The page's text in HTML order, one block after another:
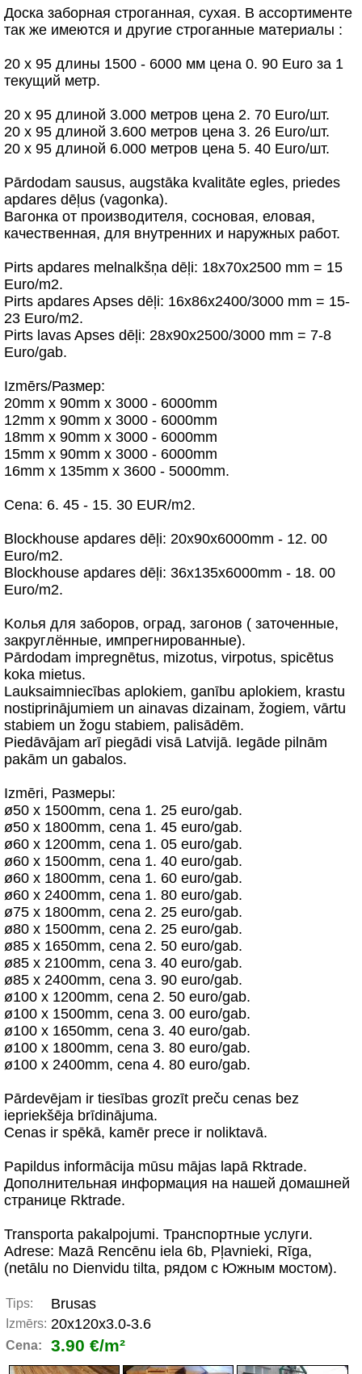
Доска заборная строганная, сухая. В ассортименте
так же имеются и другие строганные материалы :
20 х 95 длины 1500 - 6000 мм цена 0. 90 Euro за 1
текущий метр.
20 х 95 длиной 3.000 метров цена 2. 70 Euro/шт.
20 х 95 длиной 3.600 метров цена 3. 26 Euro/шт.
20 х 95 длиной 6.000 метров цена 5. 40 Euro/шт.
Pārdodam sausus, augstāka kvalitāte egles, priedes
apdares dēļus (vagonka).
Вагонка от производителя, сосновая, еловая,
качественная, для внутренних и наружных работ.
Pirts apdares melnalkšņa dēļi: 18x70x2500 mm = 15
Euro/m2.
Pirts apdares Apses dēļi: 16x86x2400/3000 mm = 15-
23 Euro/m2.
Pirts lavas Apses dēļi: 28x90x2500/3000 mm = 7-8
Euro/gab.
Izmērs/Размер:
20mm x 90mm x 3000 - 6000mm
12mm x 90mm x 3000 - 6000mm
18mm x 90mm x 3000 - 6000mm
15mm x 90mm x 3000 - 6000mm
16mm x 135mm x 3600 - 5000mm.
Cena: 6. 45 - 15. 30 EUR/m2.
Blockhouse apdares dēļi: 20x90x6000mm - 12. 00
Euro/m2.
Blockhouse apdares dēļi: 36x135x6000mm - 18. 00
Euro/m2.
Kолья для заборов, оград, загонов ( заточенные,
закруглённые, импрегнированные).
Pārdodam impregnētus, mizotus, virpotus, spicētus
koka mietus.
Lauksaimniecības aplokiem, ganību aplokiem, krastu
nostiprinājumiem un ainavas dizainam, žogiem, vārtu
stabiem un žogu stabiem, palisādēm.
Piedāvājam arī piegādi visā Latvijā. Iegāde pilnām
pakām un gabalos.
Izmēri, Размеры:
ø50 x 1500mm, cena 1. 25 euro/gab.
ø50 x 1800mm, cena 1. 45 euro/gab.
ø60 x 1200mm, cena 1. 05 euro/gab.
ø60 x 1500mm, cena 1. 40 euro/gab.
ø60 x 1800mm, cena 1. 60 euro/gab.
ø60 x 2400mm, cena 1. 80 euro/gab.
ø75 x 1800mm, cena 2. 25 euro/gab.
ø80 x 1500mm, cena 2. 25 euro/gab.
ø85 x 1650mm, cena 2. 50 euro/gab.
ø85 x 2100mm, cena 3. 40 euro/gab.
ø85 x 2400mm, cena 3. 90 euro/gab.
ø100 x 1200mm, cena 2. 50 euro/gab.
ø100 x 1500mm, cena 3. 00 euro/gab.
ø100 x 1650mm, cena 3. 40 euro/gab.
ø100 x 1800mm, cena 3. 80 euro/gab.
ø100 x 2400mm, cena 4. 80 euro/gab.
Pārdevējam ir tiesības grozīt preču cenas bez
iepriekšēja brīdinājuma.
Cenas ir spēkā, kamēr prece ir noliktavā.
Papildus informācija mūsu mājas lapā Rktrade.
Дополнительная информация на нашей домашней
странице Rktrade.
Transporta pakalpojumi. Транспортные услуги.
Adrese: Mazā Rencēnu iela 6b, Pļavnieki, Rīga,
(netālu no Dienvidu tilta, рядом с Южным мостом).
Tips: Brusas
Izmērs: 20x120x3.0-3.6
Cena: 3.90 €/m²